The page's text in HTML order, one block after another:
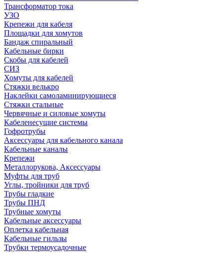
Трансформатор тока
УЗО
Крепежи для кабеля
Площадки для хомутов
Бандаж спиральный
Кабельные бирки
Cкобы для кабелей
СИЗ
Хомуты для кабелей
Стяжки велькро
Наклейки самоламинирующиеся
Стяжки стальные
Червячные и силовые хомуты
Кабеленесущие системы
Гофротрубы
Аксессуары для кабельного канала
Кабельные каналы
Крепежи
Металлорукова, Аксессуары
Муфты для труб
Углы, тройники для труб
Трубы гладкие
Трубы ПНД
Трубные хомуты
Кабельные аксессуары
Оплетка кабельная
Кабельные гильзы
Трубки термоусадочные